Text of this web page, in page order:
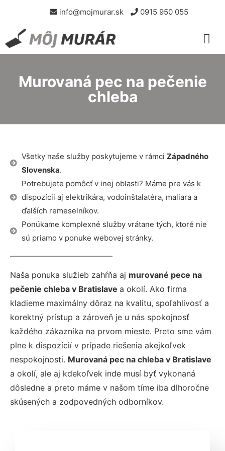
info@mojmurar.sk 0915 950 055
Murovaná pec na pečenie
chleba
Všetky naše služby poskytujeme v rámci Západného
Slovenska.
Potrebujete pomôcť v inej oblasti? Máme pre vás k
dispozícii aj elektrikára, vodoinštalatéra, maliara a
ďalších remeselníkov.
Ponúkame komplexné služby vrátane tých, ktoré nie
sú priamo v ponuke webovej stránky.
Naša ponuka služieb zahŕňa aj murované pece na
pečenie chleba v Bratislave a okolí. Ako firma
kladieme maximálny dôraz na kvalitu, spoľahlivosť a
korektný prístup a zároveň je u nás spokojnosť
každého zákazníka na prvom mieste. Preto sme vám
plne k dispozícií v prípade riešenia akejkoľvek
nespokojnosti. Murovaná pec na chleba v Bratislave
a okolí, ale aj kdekoľvek inde musí byť vykonaná
dôsledne a preto máme v našom tíme iba dlhoročne
skúsených a zodpovedných odborníkov.